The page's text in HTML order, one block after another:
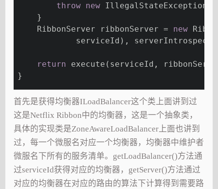
throw new IllegalStateException(
    }
    RibbonServer ribbonServer =
new
serviceId),
return execute(serviceId,
}
首先是获得均衡器ILoadBalancer这个类上面讲到过
这是Netflix Ribbon中的均衡器，这是一个抽象类，
具体的实现类是ZoneAwareLoadBalancer上面也讲到
过，每一个微服名对应一个均衡器，均衡器中维护者
微服名下所有的服务清单。getLoadBalancer()方法通
过serviceId获得对应的均衡器，getServer()方法通过
对应的均衡器在对应的路由的算法下计算得到需要路